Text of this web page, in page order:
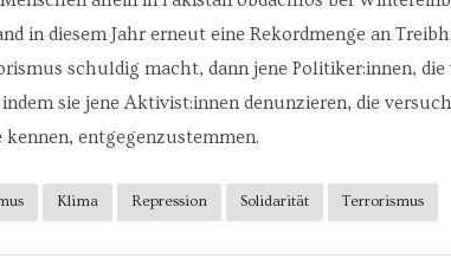
in diesem Jahr erneut eine Rekordmenge an
schuldig macht, dann jene Politiker:innen,
sie jene Aktivist:innen denunzieren, die
kennen, entgegenzustemmen.
Klima Repression Solidarität Terrorismus